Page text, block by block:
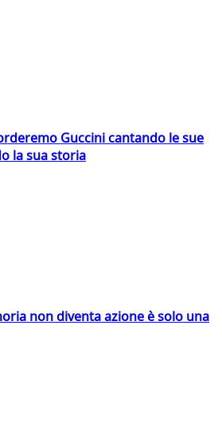
Guccini cantando le sue
la sua storia
non diventa azione è solo una